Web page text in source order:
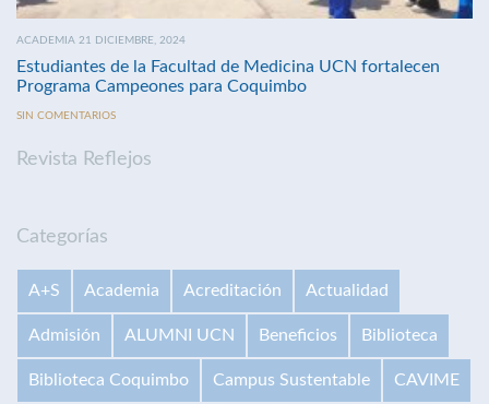
ACADEMIA 21 DICIEMBRE, 2024
Estudiantes de la Facultad de Medicina UCN fortalecen
Programa Campeones para Coquimbo
SIN COMENTARIOS
Revista Reflejos
Categorías
A+S Academia Acreditación Actualidad
Admisión ALUMNI UCN Beneficios Biblioteca
Biblioteca Coquimbo Campus Sustentable CAVIME